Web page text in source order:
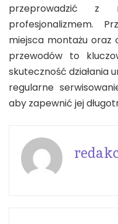
przeprowadzić z
profesjonalizmem.
miejsca montażu oraz
przewodów to
skuteczność działania
regularne
aby zapewnić jej